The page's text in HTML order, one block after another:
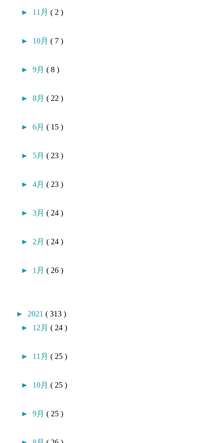
► 11月( 2 )
► 10月( 7 )
►9月( 8 )
►8月( 22 )
►6月( 15 )
► 5月( 23 )
►4月( 23 )
►3月( 24 )
► 2月( 24 )
► 1月( 26 )
► 2021( 313 )
► 12月( 24 )
► 11月( 25 )
► 10月( 25 )
►9月( 25 )